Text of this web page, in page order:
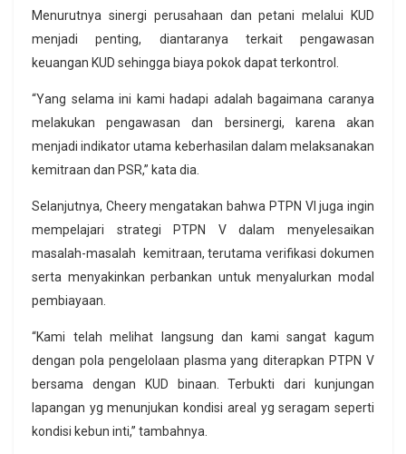
Menurutnya sinergi perusahaan dan petani melalui KUD
menjadi penting, diantaranya terkait pengawasan
keuangan KUD sehingga biaya pokok dapat terkontrol.
“Yang selama ini kami hadapi adalah bagaimana caranya
melakukan pengawasan dan bersinergi, karena akan
menjadi indikator utama keberhasilan dalam melaksanakan
kemitraan dan PSR,” kata dia.
Selanjutnya, Cheery mengatakan bahwa PTPN VI juga ingin
mempelajari strategi PTPN V dalam menyelesaikan
masalah-masalah kemitraan, terutama verifikasi dokumen
serta menyakinkan perbankan untuk menyalurkan modal
pembiayaan.
“Kami telah melihat langsung dan kami sangat kagum
dengan pola pengelolaan plasma yang diterapkan PTPN V
bersama dengan KUD binaan. Terbukti dari kunjungan
lapangan yg menunjukan kondisi areal yg seragam seperti
kondisi kebun inti,” tambahnya.